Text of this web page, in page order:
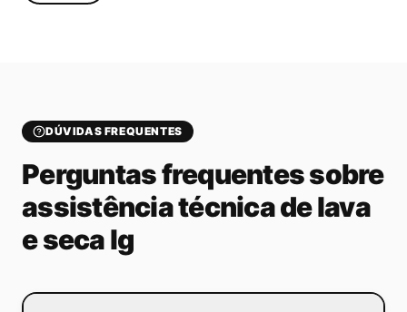
DÚVIDAS FREQUENTES
Perguntas frequentes sobre
assistência técnica de lava
e seca lg